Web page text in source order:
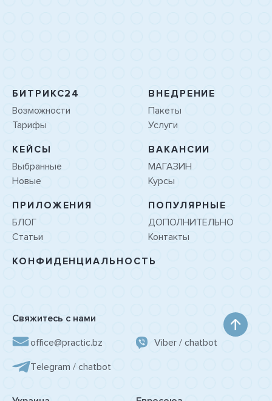
БИТРИКС24
Возможности
Тарифы
ВНЕДРЕНИЕ
Пакеты
Услуги
КЕЙСЫ
Выбранные
Новые
ВАКАНСИИ
МАГАЗИН
Курсы
ПРИЛОЖЕНИЯ
БЛОГ
Статьи
ПОПУЛЯРНЫЕ
ДОПОЛНИТЕЛЬНО
Контакты
КОНФИДЕНЦИАЛЬНОСТЬ
Свяжитесь с нами
office@practic.bz
Viber / chatbot
Tеlegram / chatbot